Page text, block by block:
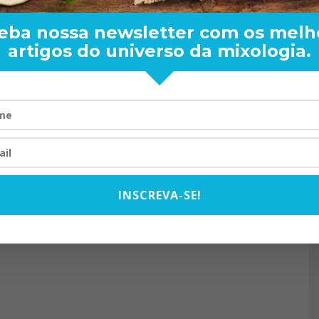
RAND BARTENDER: DE
VISTA PARA O MUNDO
nossa newsletter com os
artigos do universo da mixologia.
INSCREVA-SE!